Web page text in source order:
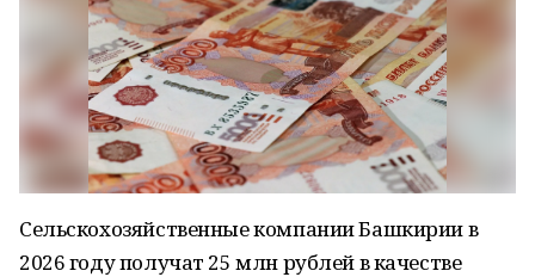
Сельскохозяйственные компании Башкирии в
2026 году получат 25 млн рублей в качестве